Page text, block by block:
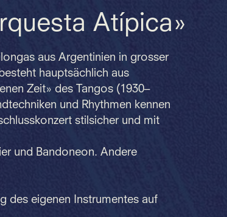
Atípica»
aus Argentinien in grosser
hauptsächlich aus
Zeit» des Tangos (1930–
und Rhythmen kennen
stilsicher und mit
und Bandoneon. Andere
des eigenen Instrumentes auf